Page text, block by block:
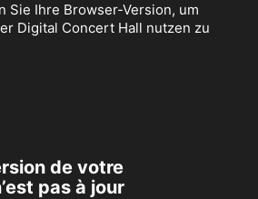
Sie Ihre Browser-Version, um
Digital Concert Hall nutzen zu
de votre
pas à jour